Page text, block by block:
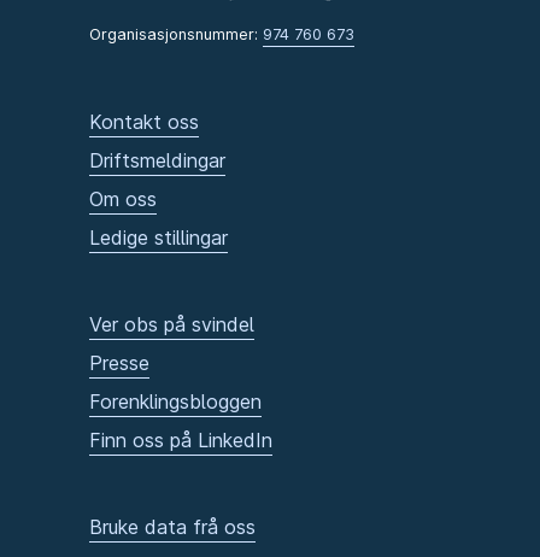
Organisasjonsnummer: 974 760 673
Kontakt oss
Driftsmeldingar
Om oss
Ledige stillingar
Ver obs på svindel
Presse
Forenklingsbloggen
Finn oss på LinkedIn
Bruke data frå oss